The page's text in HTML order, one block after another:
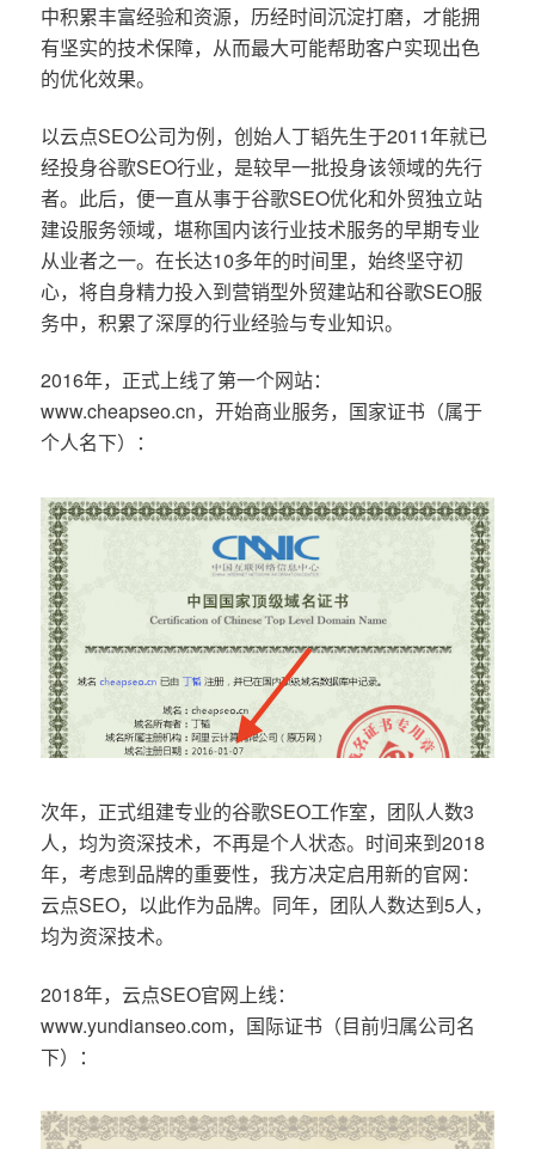
中积累丰富经验和资源，历经时间沉淀打磨，才能拥
有坚实的技术保障，从而最大可能帮助客户实现出色
的优化效果。
以云点SEO公司为例，创始人丁韬先生于2011年就已
经投身谷歌SEO行业，是较早一批投身该领域的先行
者。此后，便一直从事于谷歌SEO优化和外贸独立站
建设服务领域，堪称国内该行业技术服务的早期专业
从业者之一。在长达10多年的时间里，始终坚守初
心，将自身精力投入到营销型外贸建站和谷歌SEO服
务中，积累了深厚的行业经验与专业知识。
2016年，正式上线了第一个网站：
www.cheapseo.cn，开始商业服务，国家证书（属于
个人名下）：
次年，正式组建专业的谷歌SEO工作室，团队人数3
人，均为资深技术，不再是个人状态。时间来到2018
年，考虑到品牌的重要性，我方决定启用新的官网：
云点SEO，以此作为品牌。同年，团队人数达到5人，
均为资深技术。
2018年，云点SEO官网上线：
www.yundianseo.com，国际证书（目前归属公司名
下）：